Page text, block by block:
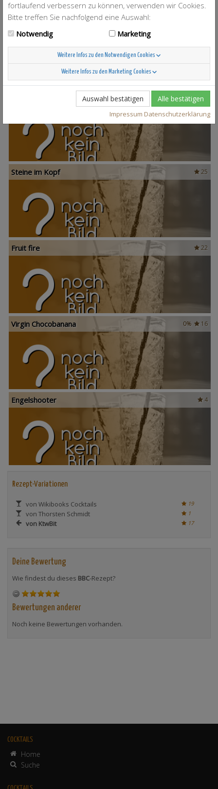
T-Berry
37
Scandinavian Sunshine
25
Steine im Kopf
22
Fruit fire
16
0%
Virgin Chocobanana
4
Engelshooter
Rezept-Variationen
von Wikibooks Cocktails 19
von Thorsten Schmidt 1
von KtwBit 17
Deine Bewertung
Wie findest du dieses BBC-Rezept?
Bewertungen anderer
Noch keine Bewertungen vorhanden.
COCKTAILS
Home
Suche
fortlaufend verbessern zu können, verwenden wir Cookies.
Bitte treffen Sie nachfolgend eine Auswahl:
Notwendig
Marketing
Weitere Infos zu den Notwendigen Cookies
Weitere Infos zu den Marketing Cookies
Auswahl bestätigen Alle bestätigen
Impressum Datenschutzerklärung